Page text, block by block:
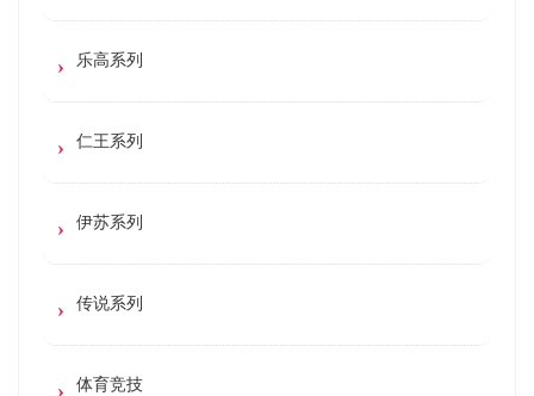
乐高系列
仁王系列
伊苏系列
传说系列
体育竞技